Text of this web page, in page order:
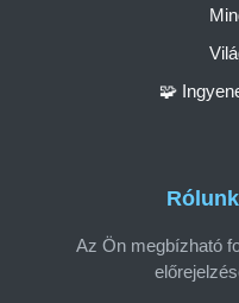
Az Ön megbízható
🧩